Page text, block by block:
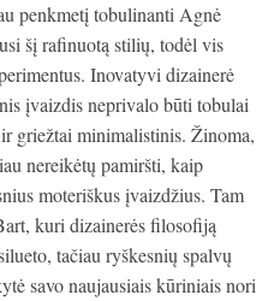
penkmetį tobulinanti Agnė
šį rafinuotą stilių, todėl vis
Inovatyvi dizainerė
įvaizdis neprivalo būti tobulai
griežtai minimalistinis. Žinoma,
nereikėtų pamiršti, kaip
moteriškus įvaizdžius. Tam
kuri dizainerės filosofiją
tačiau ryškesnių spalvų
savo naujausiais kūriniais nori